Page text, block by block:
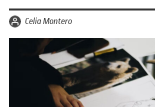
per Celia Montero